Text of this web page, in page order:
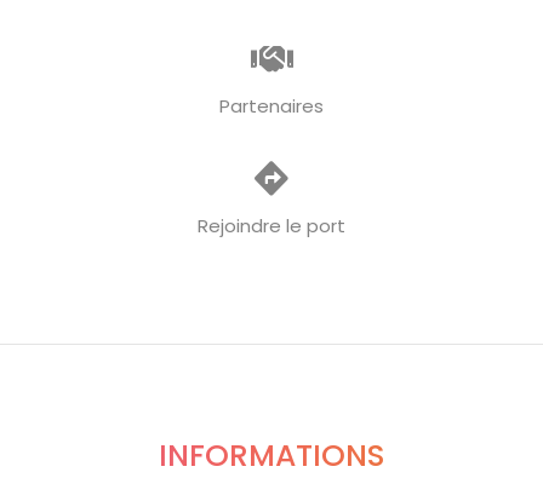
Partenaires
Rejoindre le port
INFORMATIONS